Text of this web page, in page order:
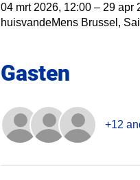
04 mrt 2026, 12:00 – 29 apr
huisvandeMens Brussel,
Gasten
+12